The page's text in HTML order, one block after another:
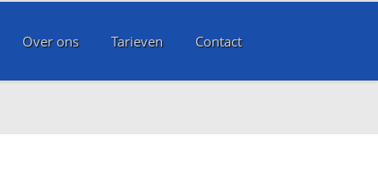
Over ons Tarieven Contact